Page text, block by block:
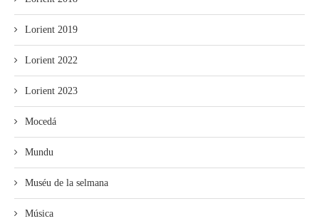
Lorient 2019
Lorient 2022
Lorient 2023
Mocedá
Mundu
Muséu de la selmana
Música